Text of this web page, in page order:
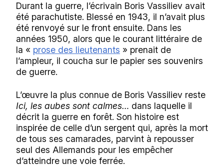
Durant la guerre, l’écrivain Boris Vassiliev avait
été parachutiste. Blessé en 1943, il n’avait plus
été renvoyé sur le front ensuite. Dans les
années 1950, alors que le courant littéraire de
la « prose des lieutenants » prenait de
l’ampleur, il coucha sur le papier ses souvenirs
de guerre.
L’œuvre la plus connue de Boris Vassiliev reste
Ici, les aubes sont calmes… dans laquelle il
décrit la guerre en forêt. Son histoire est
inspirée de celle d’un sergent qui, après la mort
de tous ses camarades, parvint à repousser
seul des Allemands pour les empêcher
d’atteindre une voie ferrée.